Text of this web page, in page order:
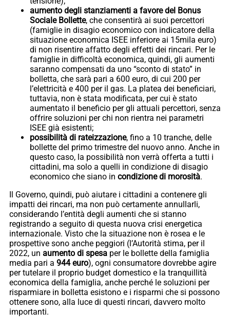
aumento degli stanziamenti a favore del Bonus
Sociale Bollette, che consentirà ai suoi percettori
(famiglie in disagio economico con indicatore della
situazione economica ISEE inferiore ai 15mila euro)
di non risentire affatto degli effetti dei rincari. Per le
famiglie in difficoltà economica, quindi, gli aumenti
saranno compensati da uno “sconto di stato” in
bolletta, che sarà pari a 600 euro, di cui 200 per
l’elettricità e 400 per il gas. La platea dei beneficiari,
tuttavia, non è stata modificata, per cui è stato
aumentato il beneficio per gli attuali percettori, senza
offrire soluzioni per chi non rientra nei parametri
ISEE già esistenti;
possibilità di rateizzazione, fino a 10 tranche, delle
bollette del primo trimestre del nuovo anno. Anche in
questo caso, la possibilità non verrà offerta a tutti i
cittadini, ma solo a quelli in condizione di disagio
economico che siano in condizione di morosità.
Il Governo, quindi, può aiutare i cittadini a contenere gli
impatti dei rincari, ma non può certamente annullarli,
considerando l’entità degli aumenti che si stanno
registrando a seguito di questa nuova crisi energetica
internazionale. Visto che la situazione non è rosea e le
prospettive sono anche peggiori (l’Autorità stima, per il
2022, un aumento di spesa per le bollette della famiglia
media pari a 944 euro), ogni consumatore dovrebbe agire
per tutelare il proprio budget domestico e la tranquillità
economica della famiglia, anche perché le soluzioni per
risparmiare in bolletta esistono e i risparmi che si possono
ottenere sono, alla luce di questi rincari, davvero molto
importanti.